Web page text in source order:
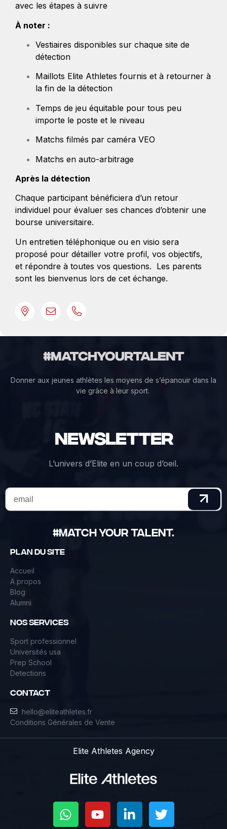
avec les étapes à suivre
À noter :
Vestiaires disponibles sur chaque site de
détection
Maillots Elite Athletes fournis et à retourner à
la fin de la détection
Temps de jeu équitable pour tous peu
importe le poste et le niveau
Matchs filmés par caméra VEO
Matchs en auto-arbitrage
Après la détection
Chaque participant bénéficiera d’un retour
individuel pour évaluer ses chances d’obtenir une
bourse universitaire.
Un entretien téléphonique ou en visio sera
proposé pour détailler votre profil, vos objectifs,
et répondre à toutes vos questions. Les parents
sont les bienvenus lors de cet échange.
#MatchYourTalent
Donner aux jeunes athlètes les moyens de s’épanouir dans la
vie grâce à leur sport.
Newsletter
L’univers d’Elite en un coup d’oeil.
#Match Your Talent.
Plan du site
Accueil
A propos
Blog
Alumni
NOS services
Sport professionnel
Universités usa
Prep School
Detections
contact
hello@eliteathletes.fr
Conditions Générales de Vente
Elite Athletes Agency